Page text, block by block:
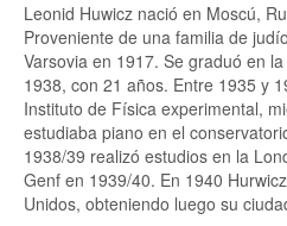
Leonid Huwicz nació en Moscú,
Proveniente de una familia de
Varsovia en 1917. Se graduó en
1938, con 21 años. Entre 1935 y
Instituto de Física experimental,
estudiaba piano en el
1938/39 realizó estudios en la
Genf en 1939/40. En 1940
Unidos, obteniendo luego su